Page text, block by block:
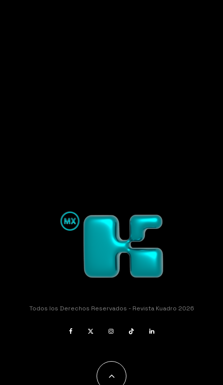
Todos los Derechos Reservados - Revista Kuadro 2026